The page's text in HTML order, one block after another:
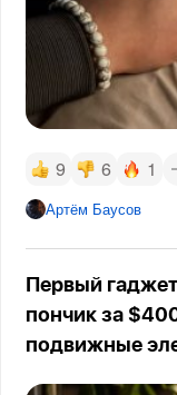
9 6 1
Артём Баусов
Первый
пончик за
подвижные